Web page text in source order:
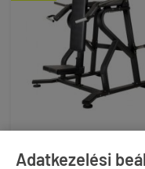
Adatkezelési
TOORX FITNESS - FWX-